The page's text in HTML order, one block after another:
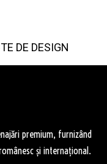
DE DESIGN
premium, furnizând
și internațional.